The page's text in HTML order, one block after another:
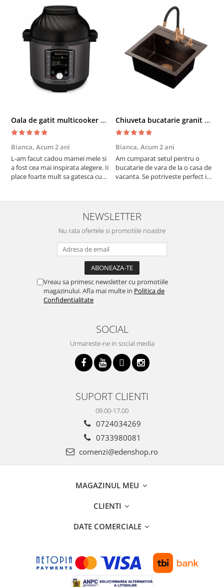
Oala de gatit multicooker 11 functii Instant Pot Pro Crisp 8 + Air Fryer 7.6 lt
Bianca, Acum 2 ani
L-am facut cadou mamei mele si
a fost cea mai inspirata alegere. Ii
place foarte mult sa gatesca cu
cratita...ma gandesc serios sa imi
cumpar si eu! Recomand mult !
Chiuveta bucatarie granit cu finisaj negru perlat/cupru Steingran Art Copper cu dozator si baterie Quadron
Bianca, Acum 2 ani
Am cumparat setul pentru o
bucatarie de vara de la o casa de
vacanta. Se potriveste perfect in
buna, recomand cu drag !
NEWSLETTER
Nu rata ofertele si promotiile noastre
Vreau sa primesc newsletter cu promotiile
magazinului. Afla mai multe in Politica de
Confidentialitate
SOCIAL
Urmareste-ne in social media
SUPORT CLIENTI
09.00-17.00
0724034269
0733980081
comenzi@edenshop.ro
MAGAZINUL MEU
CLIENTI
DATE COMERCIALE